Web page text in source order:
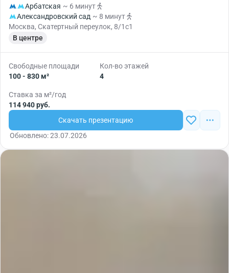
Арбатская ~ 6 минут
Александровский сад ~ 8 минут
Москва, Скатертный переулок, 8/1с1
В центре
Свободные площади
100 - 830 м²
Кол-во этажей
4
Ставка за м²/год
114 940 руб.
Скачать презентацию
Обновлено: 23.07.2026